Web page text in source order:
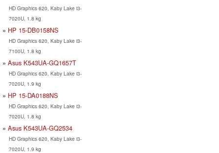
HD Graphics 620, Kaby Lake i3-
7020U, 1.8 kg
HP 15-DB0158NS
HD Graphics 620, Kaby Lake i3-
7100U, 1.8 kg
Asus K543UA-GQ1657T
HD Graphics 620, Kaby Lake i3-
7020U, 1.9 kg
HP 15-DA0188NS
HD Graphics 620, Kaby Lake i3-
7020U, 1.8 kg
Asus K543UA-GQ2534
HD Graphics 620, Kaby Lake i3-
7020U, 1.9 kg